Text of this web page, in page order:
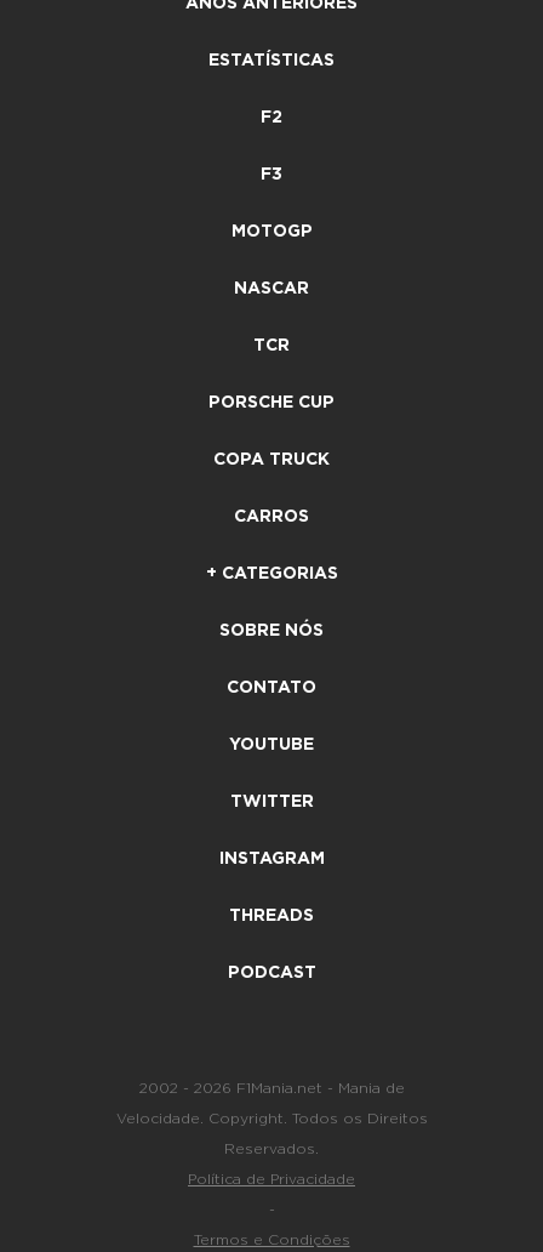
ESTATÍSTICAS
F2
F3
MOTOGP
NASCAR
TCR
PORSCHE CUP
COPA TRUCK
CARROS
+ CATEGORIAS
SOBRE NÓS
CONTATO
YOUTUBE
TWITTER
INSTAGRAM
THREADS
PODCAST
2002 - 2026 F1Mania.net - Mania de
Velocidade. Copyright. Todos os Direitos
Reservados.
Política de Privacidade
-
Termos e Condições